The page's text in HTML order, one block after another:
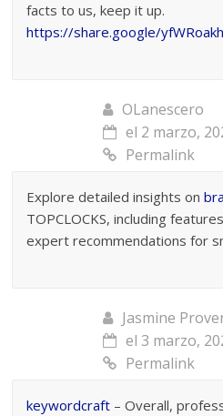
facts to us, keep it up.
https://share.google/
OLanescero
el 2 marzo,
Permalink
Explore detailed insights on
TOPCLOCKS, including
expert recommendations for
Jasmine
el 3 marzo,
Permalink
keywordcraft – Overall,